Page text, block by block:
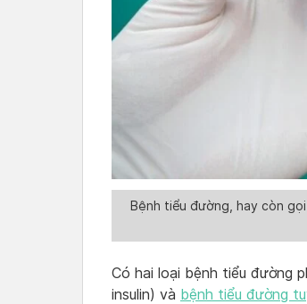
Bệnh tiểu đường, hay còn
Có hai loại bệnh tiểu đường
insulin) và bệnh tiểu đường